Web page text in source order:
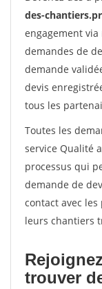
des-
engagement
demandes de
demande
devis
tous les
Toutes les
service Qualité
processus qui
demande de
contact avec
leurs chantiers
trouver